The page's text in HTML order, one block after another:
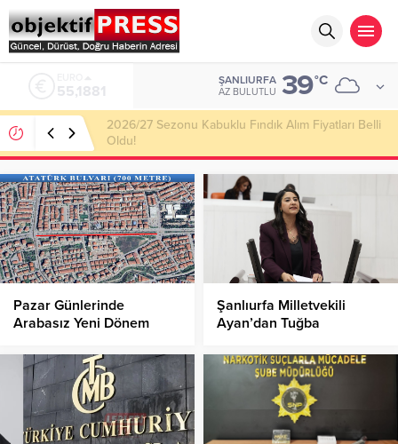
6.660,55
ŞANLIURFA
AZ BULUTLU 39°C
Haliliye Belediyesi Her Gün 4 Bin 898 Kişiye Sıcak
Yemek Ulaştırıyor!
Pazar Günlerinde
Arabasız Yeni Dönem
Şanlıurfa Milletvekili
Ayan’dan Tuğba
Ölümüne İlişkin Meclis’e
Soru Önergesi